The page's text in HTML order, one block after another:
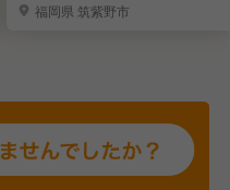
福岡県 筑紫野市